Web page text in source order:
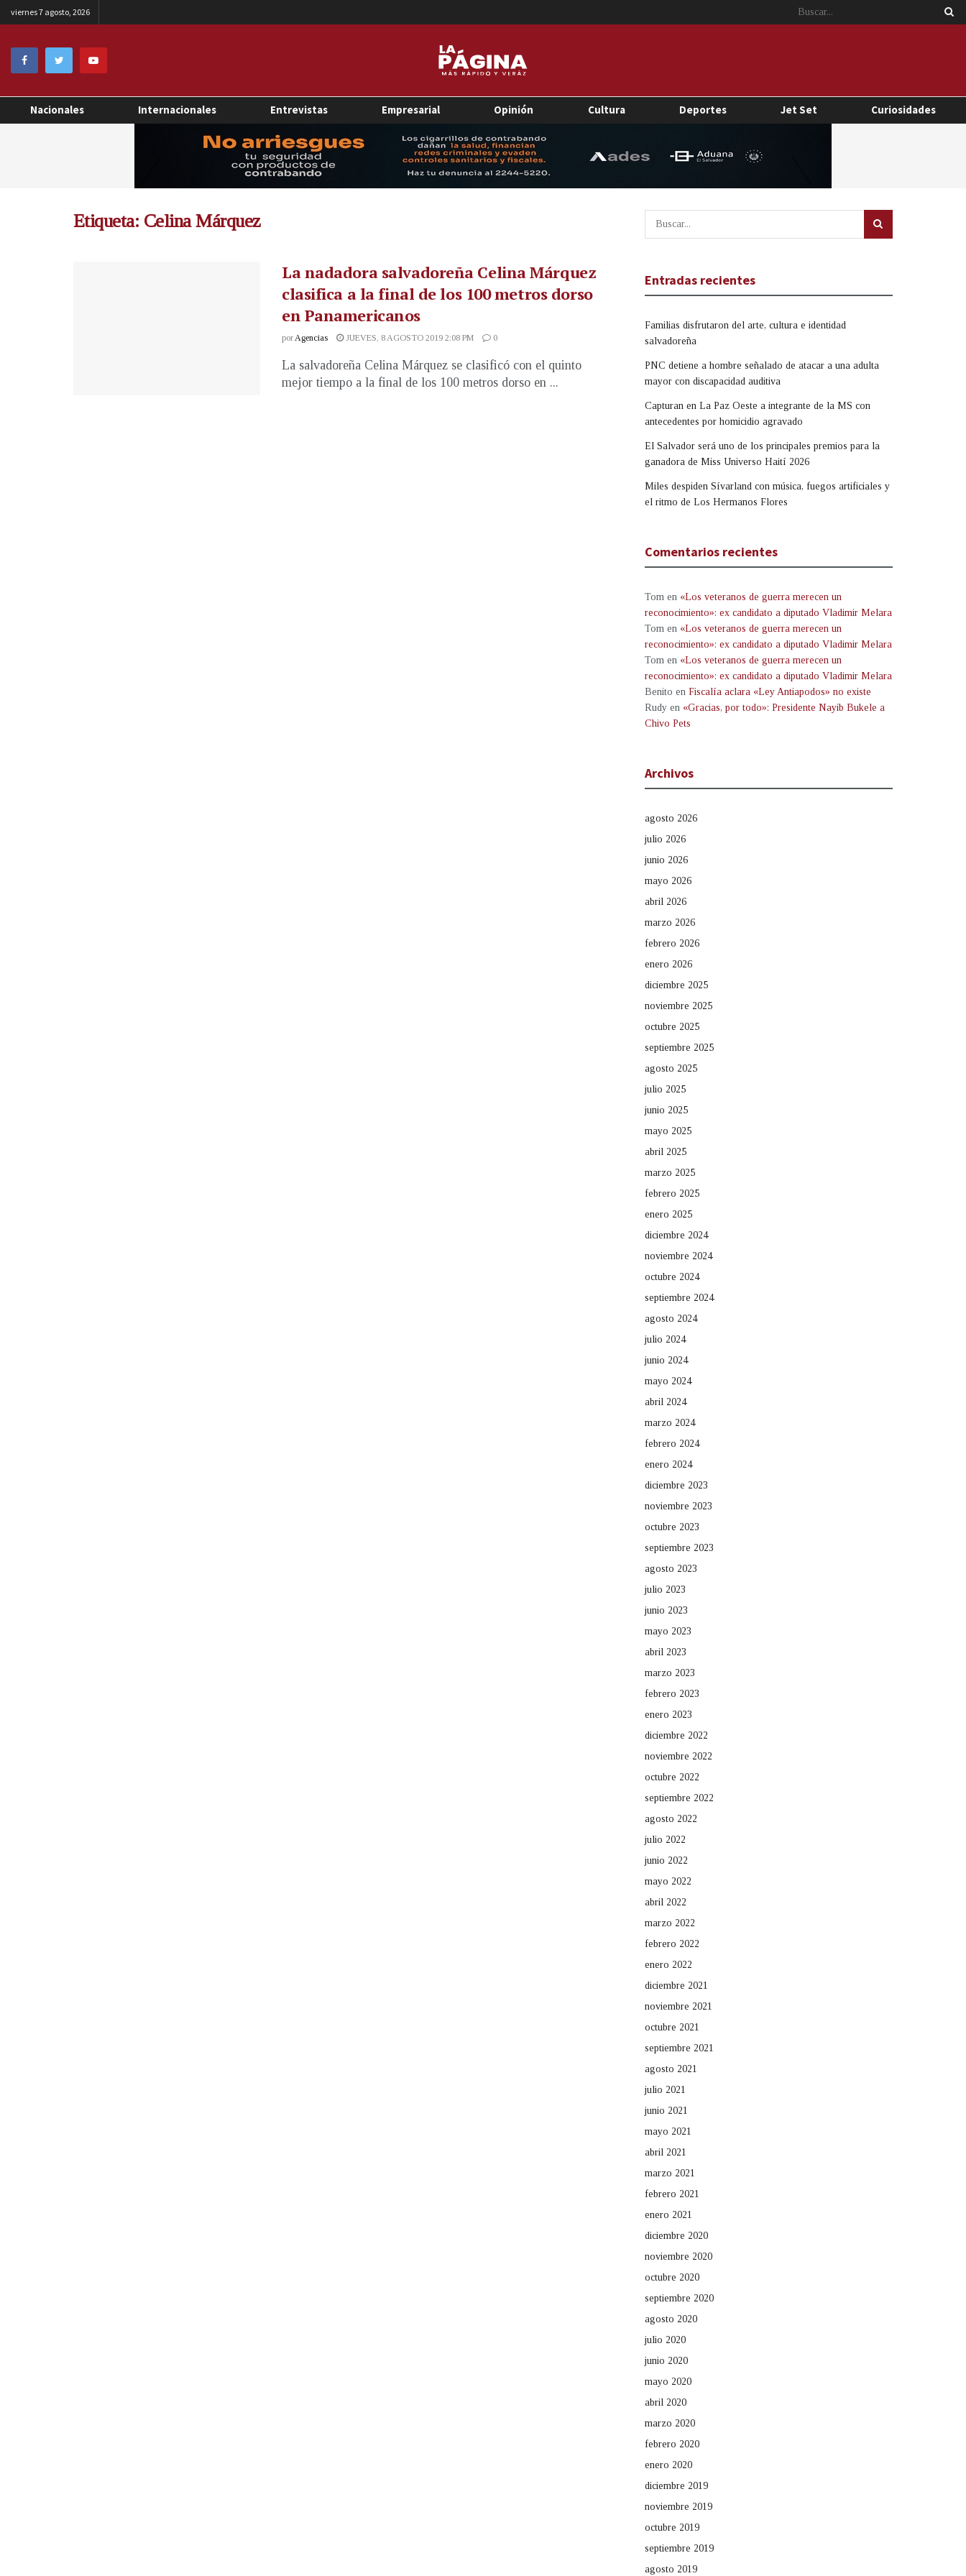
viernes 7 agosto, 2026
Nacionales Internacionales Entrevistas Empresarial Opinión Cultura Deportes Jet Set Curiosidades
Etiqueta: Celina Márquez
La nadadora salvadoreña Celina Márquez
clasifica a la final de los 100 metros dorso
en Panamericanos
porAgencias JUEVES, 8 AGOSTO 2019 2:08 PM 0
La salvadoreña Celina Márquez se clasificó con el quinto
mejor tiempo a la final de los 100 metros dorso en ...
Entradas recientes
Familias disfrutaron del arte, cultura e identidad
salvadoreña
PNC detiene a hombre señalado de atacar a una adulta
mayor con discapacidad auditiva
Capturan en La Paz Oeste a integrante de la MS con
antecedentes por homicidio agravado
El Salvador será uno de los principales premios para la
ganadora de Miss Universo Haití 2026
Miles despiden Sívarland con música, fuegos artificiales y
el ritmo de Los Hermanos Flores
Comentarios recientes
Tom en «Los veteranos de guerra merecen un
reconocimiento»: ex candidato a diputado Vladimir Melara
Tom en «Los veteranos de guerra merecen un
reconocimiento»: ex candidato a diputado Vladimir Melara
Tom en «Los veteranos de guerra merecen un
reconocimiento»: ex candidato a diputado Vladimir Melara
Benito en Fiscalía aclara «Ley Antiapodos» no existe
Rudy en «Gracias, por todo»: Presidente Nayib Bukele a
Chivo Pets
Archivos
agosto 2026
julio 2026
junio 2026
mayo 2026
abril 2026
marzo 2026
febrero 2026
enero 2026
diciembre 2025
noviembre 2025
octubre 2025
septiembre 2025
agosto 2025
julio 2025
junio 2025
mayo 2025
abril 2025
marzo 2025
febrero 2025
enero 2025
diciembre 2024
noviembre 2024
octubre 2024
septiembre 2024
agosto 2024
julio 2024
junio 2024
mayo 2024
abril 2024
marzo 2024
febrero 2024
enero 2024
diciembre 2023
noviembre 2023
octubre 2023
septiembre 2023
agosto 2023
julio 2023
junio 2023
mayo 2023
abril 2023
marzo 2023
febrero 2023
enero 2023
diciembre 2022
noviembre 2022
octubre 2022
septiembre 2022
agosto 2022
julio 2022
junio 2022
mayo 2022
abril 2022
marzo 2022
febrero 2022
enero 2022
diciembre 2021
noviembre 2021
octubre 2021
septiembre 2021
agosto 2021
julio 2021
junio 2021
mayo 2021
abril 2021
marzo 2021
febrero 2021
enero 2021
diciembre 2020
noviembre 2020
octubre 2020
septiembre 2020
agosto 2020
julio 2020
junio 2020
mayo 2020
abril 2020
marzo 2020
febrero 2020
enero 2020
diciembre 2019
noviembre 2019
octubre 2019
septiembre 2019
agosto 2019